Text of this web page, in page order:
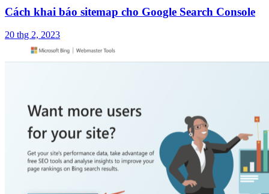
Cách khai báo sitemap cho Google Search Console
20 thg 2, 2023